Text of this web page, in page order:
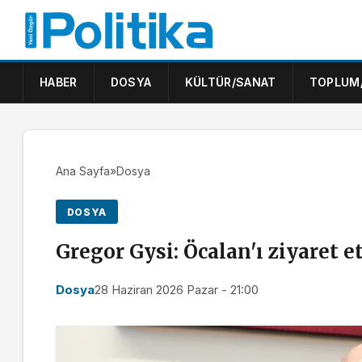
HABER DOSYA KÜLTÜR/SANAT
Ana Sayfa»Dosya
DOSYA
Gregor Gysi: Öcalan'ı ziyaret
Dosya28 Haziran 2026 Pazar - 21:00